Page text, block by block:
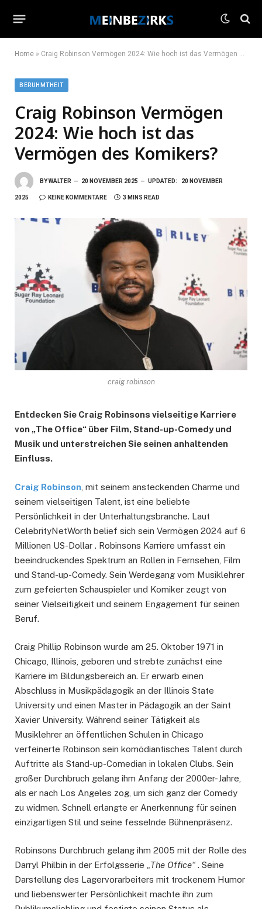
Home » Craig Robinson Vermögen 2024: Wie hoch ist das Vermögen des Komikers?
BERUHMTHEIT
Craig Robinson Vermögen
2024: Wie hoch ist das
Vermögen des Komikers?
BYWALTER 20 NOVEMBER 2025 UPDATED: 20 NOVEMBER
2025 KEINE KOMMENTARE 3 MINS READ
craig robinson
Entdecken Sie Craig Robinsons vielseitige Karriere
von „The Office“ über Film, Stand-up-Comedy und
Musik und unterstreichen Sie seinen anhaltenden
Einfluss.
Craig Robinson , mit seinem ansteckenden Charme und
seinem vielseitigen Talent, ist eine beliebte
Persönlichkeit in der Unterhaltungsbranche. Laut
CelebrityNetWorth belief sich sein Vermögen 2024 auf 6
Millionen US-Dollar . Robinsons Karriere umfasst ein
beeindruckendes Spektrum an Rollen in Fernsehen, Film
und Stand-up-Comedy. Sein Werdegang vom Musiklehrer
zum gefeierten Schauspieler und Komiker zeugt von
seiner Vielseitigkeit und seinem Engagement für seinen
Beruf.
Craig Phillip Robinson wurde am 25. Oktober 1971 in
Chicago, Illinois, geboren und strebte zunächst eine
Karriere im Bildungsbereich an. Er erwarb einen
Abschluss in Musikpädagogik an der Illinois State
University und einen Master in Pädagogik an der Saint
Xavier University. Während seiner Tätigkeit als
Musiklehrer an öffentlichen Schulen in Chicago
verfeinerte Robinson sein komödiantisches Talent durch
Auftritte als Stand-up-Comedian in lokalen Clubs. Sein
großer Durchbruch gelang ihm Anfang der 2000er-Jahre,
als er nach Los Angeles zog, um sich ganz der Comedy
zu widmen. Schnell erlangte er Anerkennung für seinen
einzigartigen Stil und seine fesselnde Bühnenpräsenz.
Robinsons Durchbruch gelang ihm 2005 mit der Rolle des
Darryl Philbin in der Erfolgsserie
„The Office“. Seine
Darstellung des Lagervorarbeiters mit trockenem Humor
und liebenswerter Persönlichkeit machte ihn zum